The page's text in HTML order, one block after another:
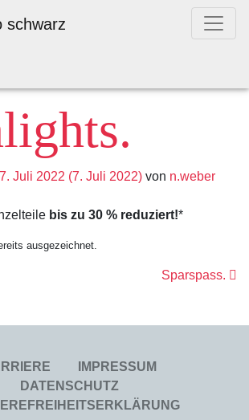
7. Juli 2022 (7. Juli 2022) von n.weber
bis zu 30 % reduziert!*
ausgezeichnet.
Sparspass.
IMPRESSUM
DATENSCHUTZ